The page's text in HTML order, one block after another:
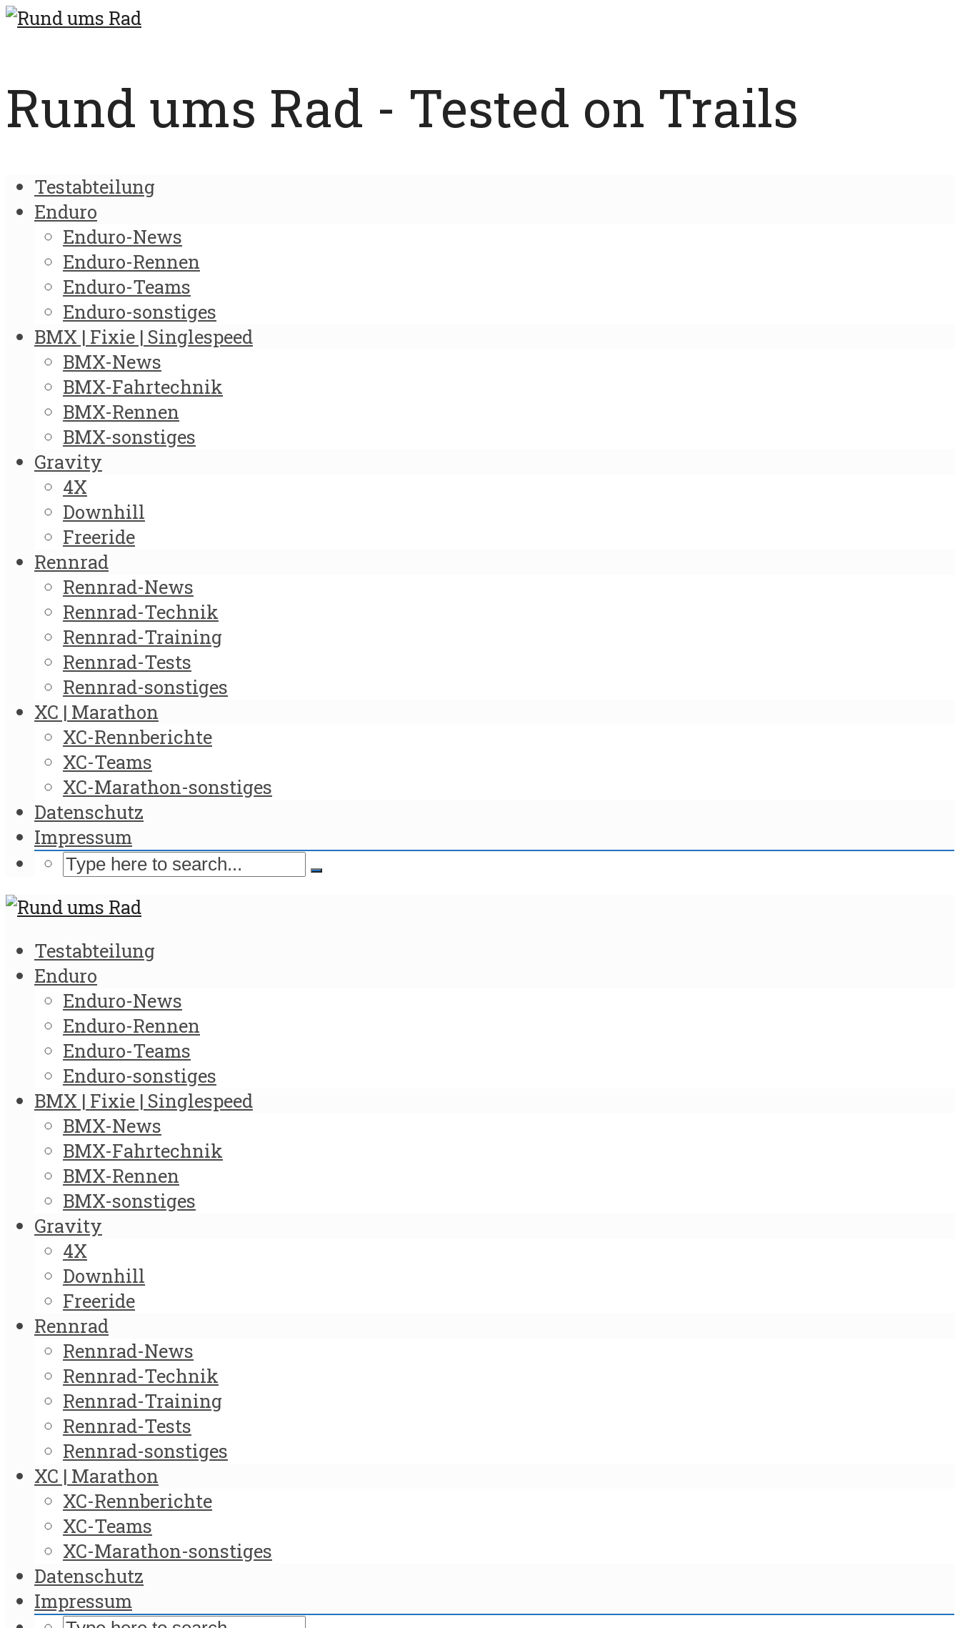
Rund ums Rad - Tested on Trails
Testabteilung
Enduro
Enduro-News
Enduro-Rennen
Enduro-Teams
Enduro-sonstiges
BMX | Fixie | Singlespeed
BMX-News
BMX-Fahrtechnik
BMX-Rennen
BMX-sonstiges
Gravity
4X
Downhill
Freeride
Rennrad
Rennrad-News
Rennrad-Technik
Rennrad-Training
Rennrad-Tests
Rennrad-sonstiges
XC | Marathon
XC-Rennberichte
XC-Teams
XC-Marathon-sonstiges
Datenschutz
Impressum
Testabteilung
Enduro
Enduro-News
Enduro-Rennen
Enduro-Teams
Enduro-sonstiges
BMX | Fixie | Singlespeed
BMX-News
BMX-Fahrtechnik
BMX-Rennen
BMX-sonstiges
Gravity
4X
Downhill
Freeride
Rennrad
Rennrad-News
Rennrad-Technik
Rennrad-Training
Rennrad-Tests
Rennrad-sonstiges
XC | Marathon
XC-Rennberichte
XC-Teams
XC-Marathon-sonstiges
Datenschutz
Impressum